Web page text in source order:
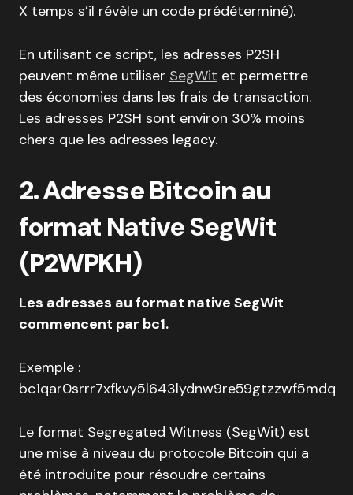
X temps s’il révèle un code prédéterminé).
En utilisant ce script, les adresses P2SH
peuvent même utiliser SegWit et permettre
des économies dans les frais de transaction.
Les adresses P2SH sont environ 30% moins
chers que les adresses legacy.
2. Adresse Bitcoin au
format Native SegWit
(P2WPKH)
Les adresses au format native SegWit
commencent par bc1.
Exemple :
bc1qar0srrr7xfkvy5l643lydnw9re59gtzzwf5mdq
Le format Segregated Witness (SegWit) est
une mise à niveau du protocole Bitcoin qui a
été introduite pour résoudre certains